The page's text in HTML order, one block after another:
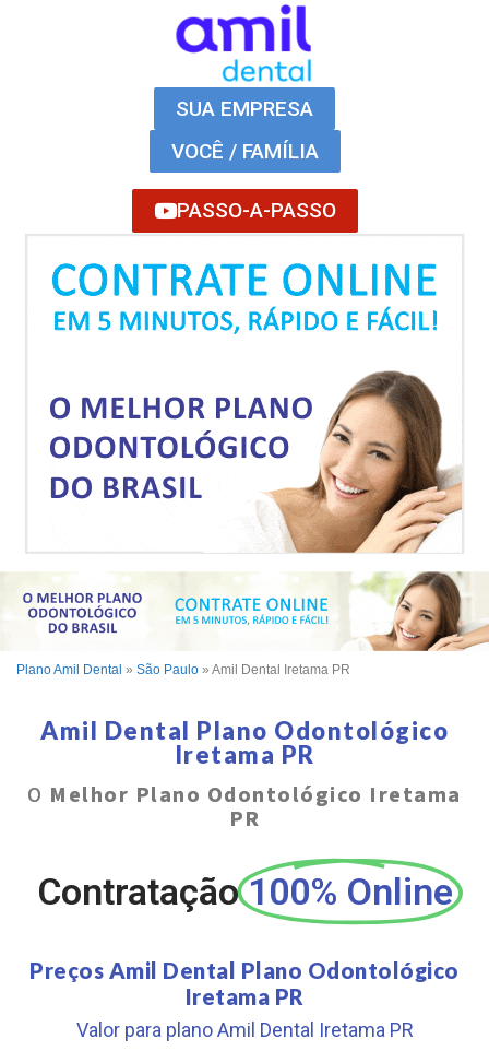
SUA EMPRESA
VOCÊ / FAMÍLIA
PASSO-A-PASSO
Plano Amil Dental » São Paulo » Amil Dental Iretama PR
Amil Dental Plano Odontológico
Iretama PR
O Melhor Plano Odontológico Iretama
PR
Contratação 100% Online
Preços Amil Dental Plano Odontológico
Iretama PR
Valor para plano Amil Dental Iretama PR